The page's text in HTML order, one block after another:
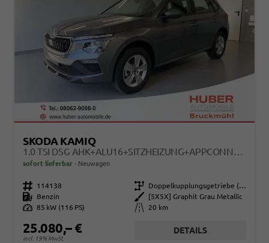
SKODA KAMIQ
1.0 TSI DSG AHK+ALU16+SITZHEIZUNG+APPCONNECT+GV5+LED+NEBEL+KLIMA
sofort lieferbar Neuwagen
Fahrzeugnr. 114138 Getriebe
Doppelkupplungsgetriebe (DSG)
Kraftstoff
Benzin Außenfarbe
[5X5X] Graphit Grau Metallic
Leistung 85 kW (116 PS) Kilometerstand 20 km
25.080,– €
incl. 19% MwSt.
DETAILS